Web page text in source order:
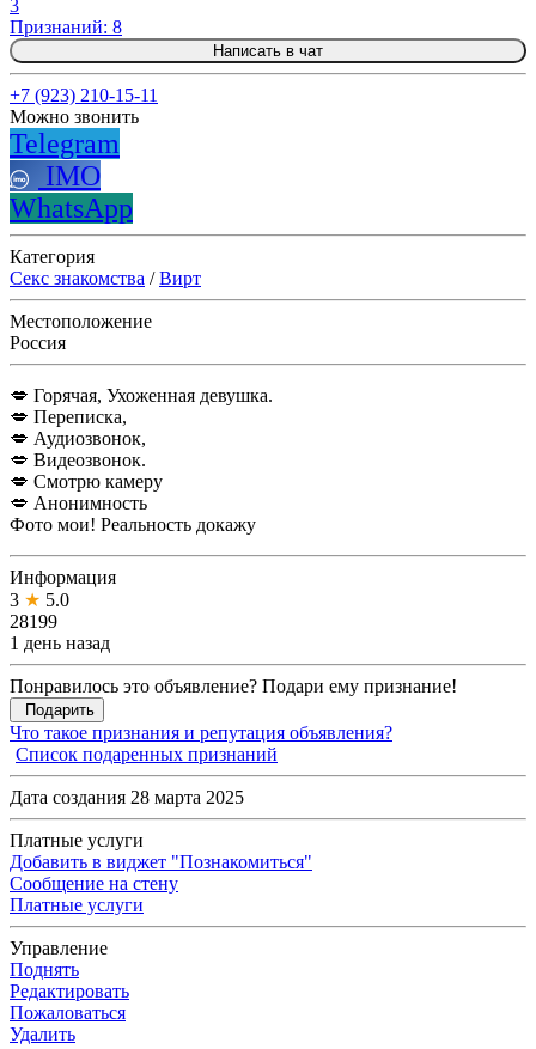
3
Признаний: 8
Написать в чат
+7 (923) 210-15-11
Можно звонить
Telegram
IMO
WhatsApp
Категория
Секс знакомства /Вирт
Местоположение
Россия
💋 Горячая, Ухоженная девушка.
💋 Переписка,
💋 Аудиозвонок,
💋 Видеозвонок.
💋 Смотрю камеру
💋 Анонимность
Фото мои! Реальность докажу
Информация
3 ★ 5.0
28199
1 день назад
Понравилось это объявление? Подари ему признание!
Подарить
Что такое признания и репутация объявления?
Список подаренных признаний
Дата создания 28 марта 2025
Платные услуги
Добавить в виджет "Познакомиться"
Сообщение на стену
Платные услуги
Управление
Поднять
Редактировать
Пожаловаться
Удалить